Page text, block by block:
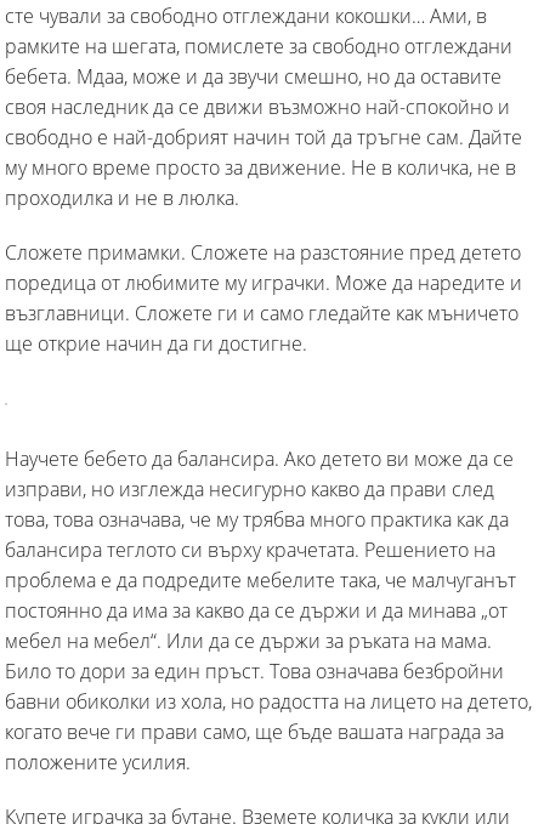
сте чували за свободно отглеждани кокошки… Ами, в
рамките на шегата, помислете за свободно отглеждани
бебета. Мдаа, може и да звучи смешно, но да оставите
своя наследник да се движи възможно най-спокойно и
свободно е най-добрият начин той да тръгне сам. Дайте
му много време просто за движение. Не в количка, не в
проходилка и не в люлка.
Сложете примамки. Сложете на разстояние пред детето
поредица от любимите му играчки. Може да наредите и
възглавници. Сложете ги и само гледайте как мъничето
ще открие начин да ги достигне.
Научете бебето да балансира. Ако детето ви може да се
изправи, но изглежда несигурно какво да прави след
това, това означава, че му трябва много практика как да
балансира теглото си върху крачетата. Решението на
проблема е да подредите мебелите така, че малчуганът
постоянно да има за какво да се държи и да минава „от
мебел на мебел“. Или да се държи за ръката на мама.
Било то дори за един пръст. Това означава безбройни
бавни обиколки из хола, но радостта на лицето на детето,
когато вече ги прави само, ще бъде вашата награда за
положените усилия.
Купете играчка за бутане. Вземете количка за кукли или